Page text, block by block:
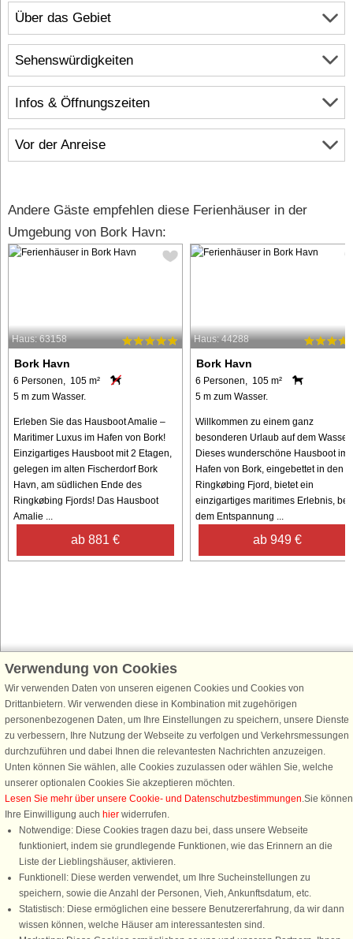
Über das Gebiet
Infos & Öffnungszeiten
Vor der Anreise
Sehenswürdigkeiten
Andere Gäste empfehlen diese Ferienhäuser in der
Umgebung von Bork Havn:
Haus: 63158
Bork Havn
6 Personen, 105 m²
5 m zum Wasser.
Erleben Sie das Hausboot Amalie –
Maritimer Luxus im Hafen von Bork!
Einzigartiges Hausboot mit 2 Etagen,
gelegen im alten Fischerdorf Bork
Havn, am südlichen Ende des
Ringkøbing Fjords! Das Hausboot
Amalie ...
ab 881 €
Haus: 44288
Bork Havn
6 Personen, 105 m²
5 m zum Wasser.
Willkommen zu einem ganz
besonderen Urlaub auf dem Wasser!
Dieses wunderschöne Hausboot im
Hafen von Bork, eingebettet in den
Ringkøbing Fjord, bietet ein
einzigartiges maritimes Erlebnis, bei
dem Entspannung ...
ab 949 €
Schließen Sie sich 100.000 Ferienhaus-Fans an
Erhalten Sie einenWillkommensgutschein von 25 € für Ihren nächsten
Ferienhausurlaub - melden Sie sich einfach für den DanCenter Newsletter
an. Verpassen Sie nie wieder exklusive Angebote, Gewinnspiele und
Urlaubstipps!
Newsletter abonnieren
Verwendung von Cookies
Wir verwenden Daten von unseren eigenen Cookies und Cookies von
Drittanbietern. Wir verwenden diese in Kombination mit zugehörigen
personenbezogenen Daten, um Ihre Einstellungen zu speichern, unsere Dienste
zu verbessern, Ihre Nutzung der Webseite zu verfolgen und Verkehrsmessungen
durchzuführen und dabei Ihnen die relevantesten Nachrichten anzuzeigen.
Unten können Sie wählen, alle Cookies zuzulassen oder wählen Sie, welche
unserer optionalen Cookies Sie akzeptieren möchten.
Lesen Sie mehr über unsere Cookie- und Datenschutzbestimmungen.Sie können
Ihre Einwilligung auch hier widerrufen.
Notwendige: Diese Cookies tragen dazu bei, dass unsere Webseite
funktioniert, indem sie grundlegende Funktionen, wie das Erinnern an die
Liste der Lieblingshäuser, aktivieren.
Funktionell: Diese werden verwendet, um Ihre Sucheinstellungen zu
speichern, sowie die Anzahl der Personen, Vieh, Ankunftsdatum, etc.
Statistisch: Diese ermöglichen eine bessere Benutzererfahrung, da wir dann
wissen können, welche Häuser am interessantesten sind.